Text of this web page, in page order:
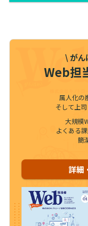
\ がん
Web担
属人化の
そして上
大規模
よくある
簡
詳細